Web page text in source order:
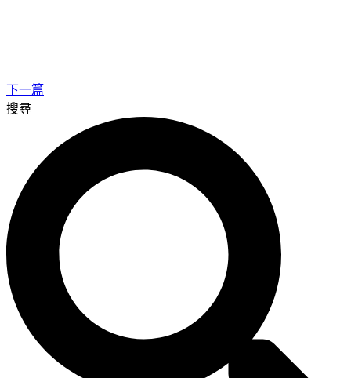
下一篇
搜尋